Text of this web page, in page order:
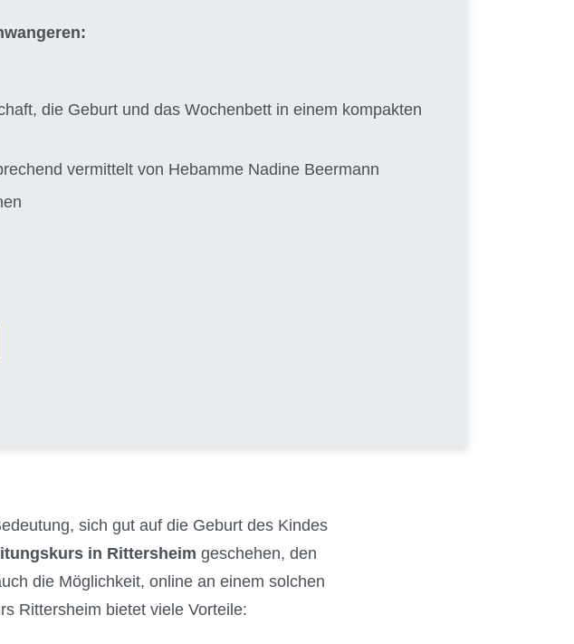
die Geburt und das Wochenbett in einem kompakten
vermittelt von Hebamme Nadine Beermann
sich gut auf die Geburt des Kindes
in Rittersheim geschehen, den
die Möglichkeit, online an einem solchen
Rittersheim bietet viele Vorteile: